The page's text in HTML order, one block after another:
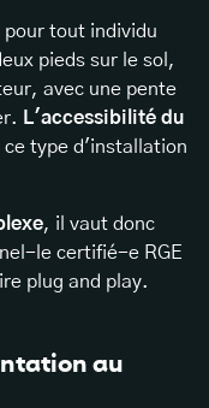
pour tout individu
pieds sur le sol,
avec une pente
L'accessibilité du
ce type d'installation
, il vaut donc
le certifié-e RGE
plug and play.
au